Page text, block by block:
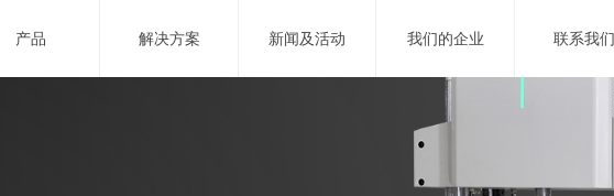
产品 解决方案 新闻及活动 我们的企业 联系我们